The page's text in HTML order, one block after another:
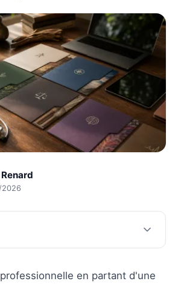
2026
et de la culture en partant d'une